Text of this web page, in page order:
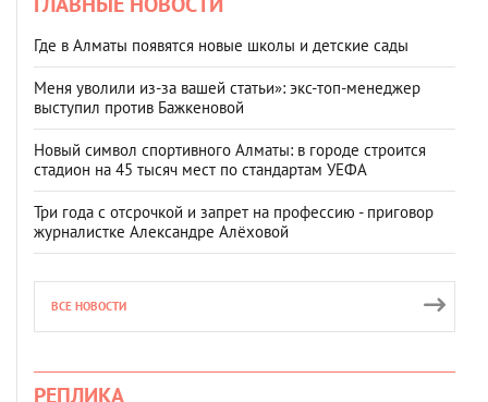
Где в Алматы появятся новые школы и детские сады
Меня уволили из-за вашей статьи»: экс-топ-менеджер
выступил против Бажкеновой
Новый символ спортивного Алматы: в городе строится
стадион на 45 тысяч мест по стандартам УЕФА
Три года с отсрочкой и запрет на профессию - приговор
журналистке Александре Алёховой
ВСЕ НОВОСТИ
РЕПЛИКА